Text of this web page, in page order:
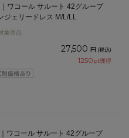
ワコール サルート 42グループ
ジェリードレス M/L/LL
象商品
27,500 円 (税込)
1250pt獲得
ワコール サルート 42グループ